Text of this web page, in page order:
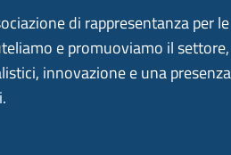
di rappresentanza per
e promuoviamo il settore,
innovazione e una